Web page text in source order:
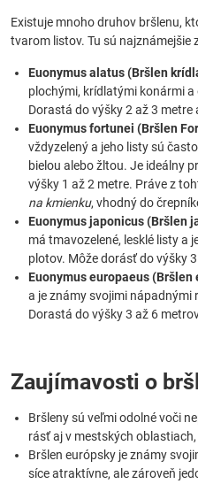
Existuje mnoho druhov bršlenu,
tvarom listov. Tu sú najznámejšie
Euonymus alatus (Bršlen
plochými, krídlatými konármi
Dorastá do výšky 2 až 3 metre
Euonymus fortunei (Bršlen
vždyzelený a jeho listy sú
bielou alebo žltou. Je ideálny
výšky 1 až 2 metre. Práve z
na kmienku, vhodný do
Euonymus japonicus (Bršlen
má tmavozelené, lesklé listy a
plotov. Môže dorásť do výšky
Euonymus europaeus (Bršlen
a je známy svojimi nápadnými
Dorastá do výšky 3 až 6
Zaujímavosti o
Bršleny sú veľmi odolné voči
rásť aj v mestských
Bršlen európsky je známy
síce atraktívne, ale zároveň